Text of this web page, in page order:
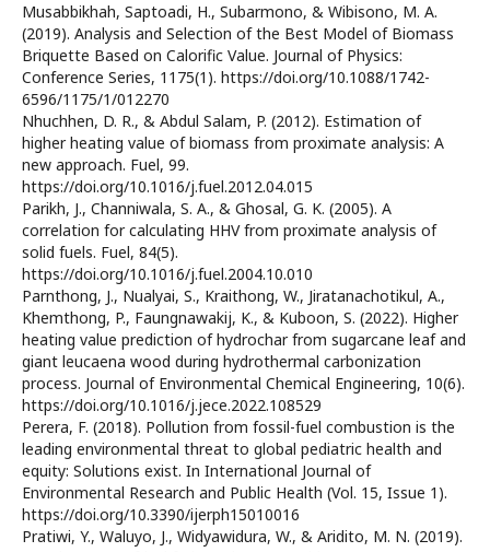
Musabbikhah, Saptoadi, H., Subarmono, & Wibisono, M. A.
(2019). Analysis and Selection of the Best Model of Biomass
Briquette Based on Calorific Value. Journal of Physics:
Conference Series, 1175(1). https://doi.org/10.1088/1742-
6596/1175/1/012270
Nhuchhen, D. R., & Abdul Salam, P. (2012). Estimation of
higher heating value of biomass from proximate analysis: A
new approach. Fuel, 99.
https://doi.org/10.1016/j.fuel.2012.04.015
Parikh, J., Channiwala, S. A., & Ghosal, G. K. (2005). A
correlation for calculating HHV from proximate analysis of
solid fuels. Fuel, 84(5).
https://doi.org/10.1016/j.fuel.2004.10.010
Parnthong, J., Nualyai, S., Kraithong, W., Jiratanachotikul, A.,
Khemthong, P., Faungnawakij, K., & Kuboon, S. (2022). Higher
heating value prediction of hydrochar from sugarcane leaf and
giant leucaena wood during hydrothermal carbonization
process. Journal of Environmental Chemical Engineering, 10(6).
https://doi.org/10.1016/j.jece.2022.108529
Perera, F. (2018). Pollution from fossil-fuel combustion is the
leading environmental threat to global pediatric health and
equity: Solutions exist. In International Journal of
Environmental Research and Public Health (Vol. 15, Issue 1).
https://doi.org/10.3390/ijerph15010016
Pratiwi, Y., Waluyo, J., Widyawidura, W., & Aridito, M. N. (2019).